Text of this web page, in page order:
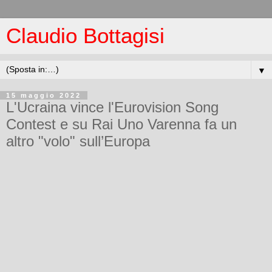
Claudio Bottagisi
▼
15 maggio 2022
L'Ucraina vince l'Eurovision Song
Contest e su Rai Uno Varenna fa un
altro "volo" sull’Europa